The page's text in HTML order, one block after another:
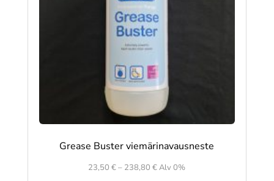
Grease Buster viemärinavausneste
23,50€– 238,80€Hintaluokka:
Alv 0%